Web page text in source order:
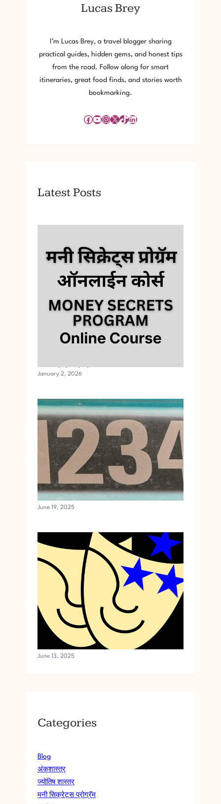
Lucas Brey
I’m Lucas Brey, a travel blogger sharing
practical guides, hidden gems, and honest tips
from the road. Follow along for smart
itineraries, great food finds, and stories worth
bookmarking.
Facebook YouTube Instagram X TikTok LinkedIn
Latest Posts
January 2, 2026
अँजेल नंबर्स क्या हैं और वह क्या संदेश देते हैं ?
June 19, 2025
अंकशास्त्र और मनोरंजन | अंक 3 और 5 | सिनेमा जगत
June 13, 2025
Categories
Blog
अंकशास्त्र
ज्योतिष शास्त्र
मनी सिक्रेट्स प्रोग्रॅम